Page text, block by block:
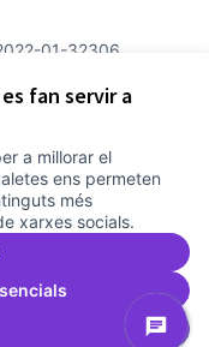
fan servir a
a millorar el
ens permeten
més
xarxes socials.
01-32306